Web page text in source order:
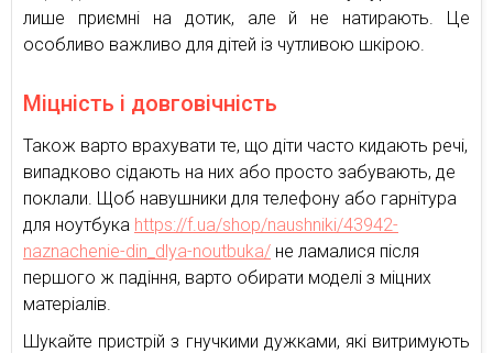
лише приємні на дотик, але й не натирають. Це
особливо важливо для дітей із чутливою шкірою.
Міцність і довговічність
Також варто врахувати те, що діти часто кидають речі,
випадково сідають на них або просто забувають, де
поклали. Щоб навушники для телефону або гарнітура
для ноутбука https://f.ua/shop/naushniki/43942-
naznachenie-din_dlya-noutbuka/ не ламалися після
першого ж падіння, варто обирати моделі з міцних
матеріалів.
Шукайте пристрій з гнучкими дужками, які витримують